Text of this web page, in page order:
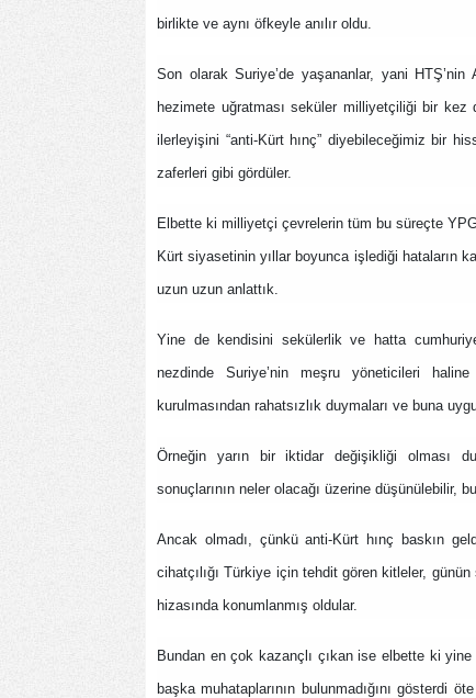
birlikte ve aynı öfkeyle anılır oldu.
Son olarak Suriye’de yaşananlar, yani
hezimete uğratması seküler milliyetçiliği bir kez
ilerleyişini “anti-Kürt hınç” diyebileceğimiz bir
zaferleri gibi gördüler.
Elbette ki milliyetçi çevrelerin tüm bu süreçte
Kürt siyasetinin yıllar boyunca işlediği hataların
uzun uzun anlattık.
Yine de kendisini sekülerlik ve hatta
nezdinde Suriye’nin meşru yöneticileri
kurulmasından rahatsızlık duymaları ve buna
Örneğin yarın bir iktidar değişikliği olması
sonuçlarının neler olacağı üzerine düşünülebilir,
Ancak olmadı, çünkü anti-Kürt hınç baskın
cihatçılığı Türkiye için tehdit gören kitleler,
hizasında konumlanmış oldular.
Bundan en çok kazançlı çıkan ise elbette ki
başka muhataplarının bulunmadığını gösterdi